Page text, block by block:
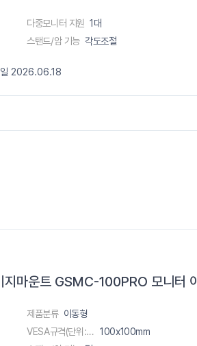
다중모니터 지원 1대
스탠드/암 기능 각도조절
일 2026.06.18
지마운트 GSMC-100PRO 모니터
제품분류 이동형
VESA규격(단위:m) 100x100mm